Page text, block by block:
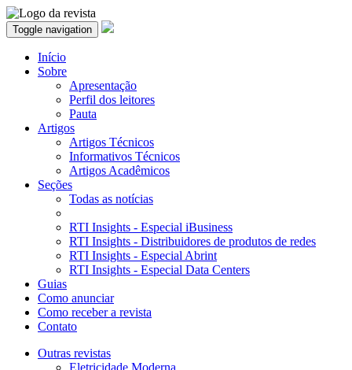
Toggle navigation
Início
Sobre
Apresentação
Perfil dos leitores
Pauta
Artigos
Artigos Técnicos
Informativos Técnicos
Artigos Acadêmicos
Seções
Todas as notícias
RTI Insights - Especial iBusiness
RTI Insights - Distribuidores de produtos de redes
RTI Insights - Especial Abrint
RTI Insights - Especial Data Centers
Guias
Como anunciar
Como receber a revista
Contato
Outras revistas
Eletricidade Moderna